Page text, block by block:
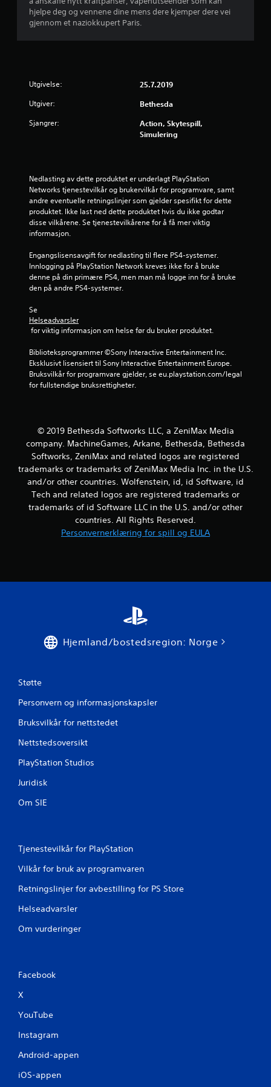
r
hjelpe deg og vennene dine mens dere kjemper dere vei
gjennom et naziokkupert Paris.
Utgivelse: 25.7.2019
Utgiver: Bethesda
Sjangrer:
Action, Skytespill,
Simulering
Nedlasting av dette produktet er underlagt PlayStation
Networks tjenestevilkår og brukervilkår for programvare, samt
andre eventuelle retningslinjer som gjelder spesifikt for dette
produktet. Ikke last ned dette produktet hvis du ikke godtar
disse vilkårene. Se tjenestevilkårene for å få mer viktig
informasjon.
Engangslisensavgift for nedlasting til flere PS4-systemer.
Innlogging på PlayStation Network kreves ikke for å bruke
denne på din primære PS4, men man må logge inn for å bruke
den på andre PS4-systemer.
Se
Helseadvarsler
for viktig informasjon om helse før du bruker produktet.
Biblioteksprogrammer ©Sony Interactive Entertainment Inc.
Eksklusivt lisensiert til Sony Interactive Entertainment Europe.
Bruksvilkår for programvare gjelder, se eu.playstation.com/legal
for fullstendige bruksrettigheter.
© 2019 Bethesda Softworks LLC, a ZeniMax Media
company. MachineGames, Arkane, Bethesda, Bethesda
Softworks, ZeniMax and related logos are registered
trademarks or trademarks of ZeniMax Media Inc. in the U.S.
and/or other countries. Wolfenstein, id, id Software, id
Tech and related logos are registered trademarks or
trademarks of id Software LLC in the U.S. and/or other
countries. All Rights Reserved.
Personvernerklæring for spill og EULA
Hjemland/bostedsregion: Norge
Støtte
Personvern og informasjonskapsler
Bruksvilkår for nettstedet
Nettstedsoversikt
PlayStation Studios
Juridisk
Om SIE
Tjenestevilkår for PlayStation
Vilkår for bruk av programvaren
Retningslinjer for avbestilling for PS Store
Helseadvarsler
Om vurderinger
Facebook
X
YouTube
Instagram
Android-appen
iOS-appen